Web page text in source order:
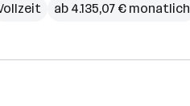
ab 4.135,07 € monatlich